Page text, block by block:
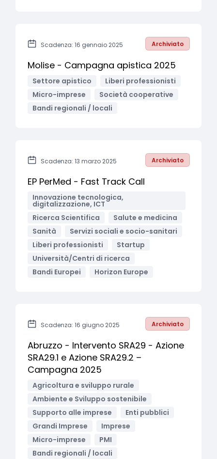
Scadenza: 16 gennaio 2025 Archiviato
Molise - Campagna apistica 2025
Settore apistico
Liberi professionisti
Micro-imprese
Società cooperative
Bandi regionali / locali
Scadenza: 13 marzo 2025 Archiviato
EP PerMed - Fast Track Call
Innovazione tecnologica,
digitalizzazione, ICT
Ricerca Scientifica
Salute e medicina
Sanità
Servizi sociali e socio-sanitari
Liberi professionisti
Startup
Università/Centri di ricerca
Bandi Europei
Horizon Europe
Scadenza: 16 giugno 2025 Archiviato
Abruzzo - Intervento SRA29 - Azione
SRA29.1 e Azione SRA29.2 –
Campagna 2025
Agricoltura e sviluppo rurale
Ambiente e Sviluppo sostenibile
Supporto alle imprese
Enti pubblici
Grandi Imprese
Imprese
Micro-imprese
PMI
Bandi regionali / locali